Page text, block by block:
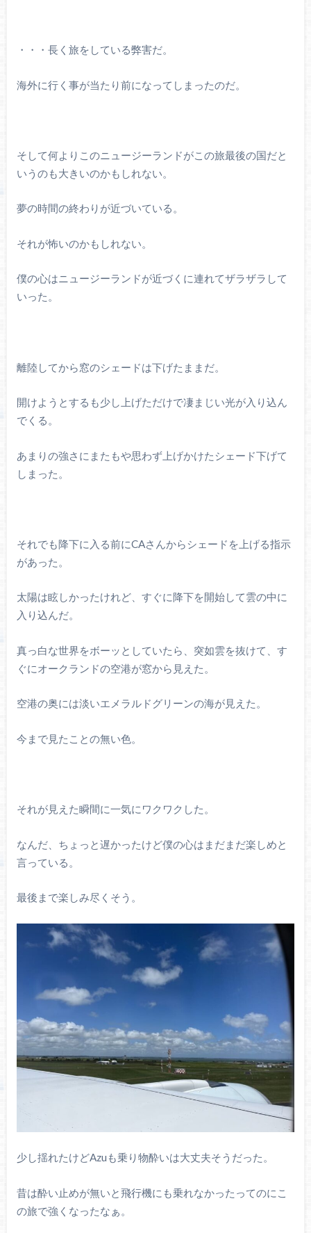
・・・長く旅をしている弊害だ。
海外に行く事が当たり前になってしまったのだ。
そして何よりこのニュージーランドがこの旅最後の国だと
いうのも大きいのかもしれない。
夢の時間の終わりが近づいている。
それが怖いのかもしれない。
僕の心はニュージーランドが近づくに連れてザラザラして
いった。
離陸してから窓のシェードは下げたままだ。
開けようとするも少し上げただけで凄まじい光が入り込ん
でくる。
あまりの強さにまたもや思わず上げかけたシェード下げて
しまった。
それでも降下に入る前にCAさんからシェードを上げる指示
があった。
太陽は眩しかったけれど、すぐに降下を開始して雲の中に
入り込んだ。
真っ白な世界をボーッとしていたら、突如雲を抜けて、す
ぐにオークランドの空港が窓から見えた。
空港の奥には淡いエメラルドグリーンの海が見えた。
今まで見たことの無い色。
それが見えた瞬間に一気にワクワクした。
なんだ、ちょっと遅かったけど僕の心はまだまだ楽しめと
言っている。
最後まで楽しみ尽くそう。
少し揺れたけどAzuも乗り物酔いは大丈夫そうだった。
昔は酔い止めが無いと飛行機にも乗れなかったってのにこ
の旅で強くなったなぁ。